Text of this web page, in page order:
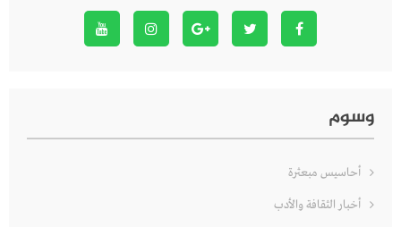
وسوم
أحاسيس مبعثرة
أخبار الثقافة والأدب